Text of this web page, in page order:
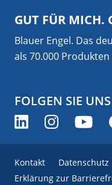
GUT FÜR MICH.
Blauer Engel. Das
als 70.000
FOLGEN SIE UNS
Kontakt Datenschutz
Erklärung zur